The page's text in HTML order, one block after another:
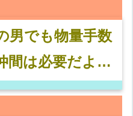
男でも物量手数
間は必要だよ…